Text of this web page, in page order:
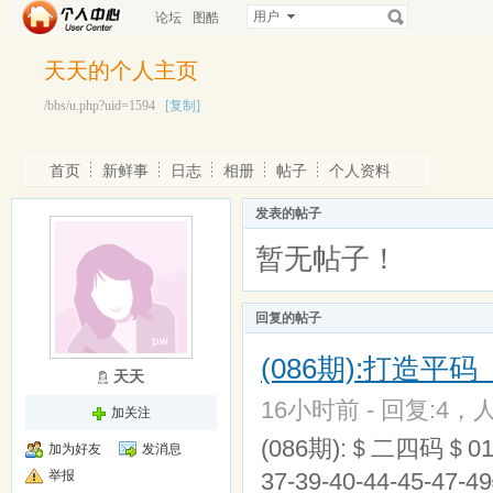
论坛 图酷 用户
天天的个人主页
/bbs/u.php?uid=1594 [复制]
首页 新鲜事 日志 相册 帖子 个人资料
天天
加关注
加为好友
发消息
举报
发表的帖子
暂无帖子！
回复的帖子
(086期):打造平码
16小时前 - 回复:4，
(086期):＄二四码＄
37-39-40-44-45-47-